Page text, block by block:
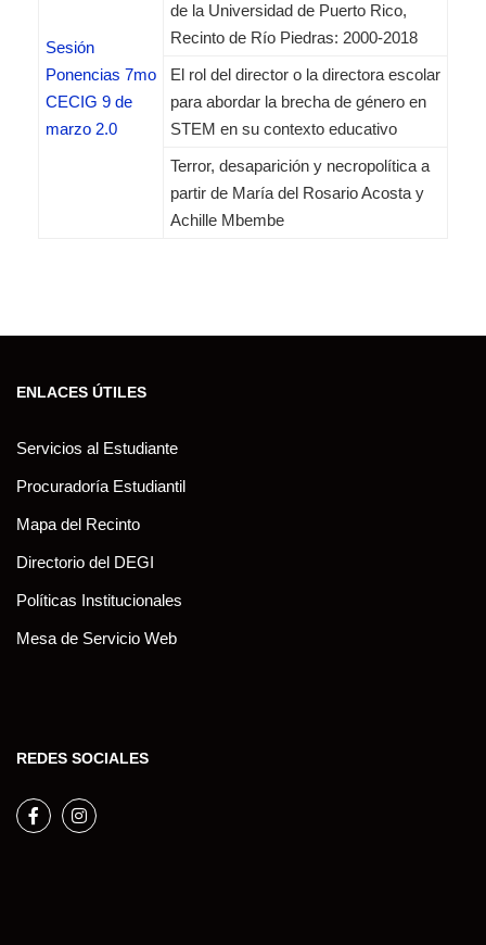
Sesión
Ponencias 7mo
CECIG 9 de
marzo 2.0
de la Universidad de Puerto Rico,
Recinto de Río Piedras: 2000-2018
El rol del director o la directora escolar
para abordar la brecha de género en
STEM en su contexto educativo
Terror, desaparición y necropolítica a
partir de María del Rosario Acosta y
Achille Mbembe
ENLACES ÚTILES
Servicios al Estudiante
Procuradoría Estudiantil
Mapa del Recinto
Directorio del DEGI
Políticas Institucionales
Mesa de Servicio Web
REDES SOCIALES